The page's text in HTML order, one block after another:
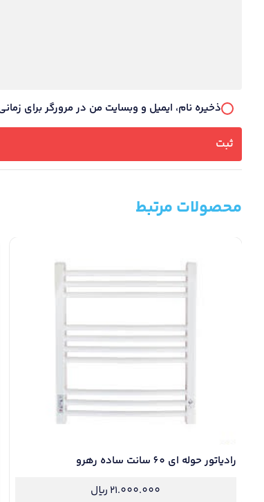
ذخیره نام، ایمیل و وبسایت من در مرورگر برای
محصولات مرتبط
رادیاتور حوله ای 60 سانت ساده رهرو
21.000.000 ریال